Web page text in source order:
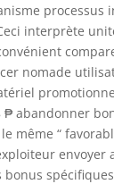
processus
interprète
nomade
₱ abandonner
même “
bonus